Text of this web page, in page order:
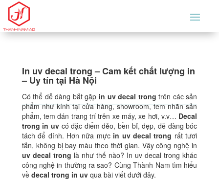
In uv decal trong – Cam kết chất lượng in
– Uy tín tại Hà Nội
Có thể dễ dàng bắt gặp in uv decal trong trên các sản
phẩm như kính tại cửa hàng, showroom, tem nhãn sản
phẩm, tem dán trang trí trên xe máy, xe hơi, v.v… Decal
trong in uv có đặc điểm dẻo, bền bỉ, đẹp, dễ dàng bóc
tách để dính. Hơn nữa mực in uv decal trong rất tươi
tắn, không bị bay màu theo thời gian. Vậy công nghệ in
uv decal trong là như thế nào? In uv decal trong khác
công nghệ in thường ra sao? Cùng Thành Nam tìm hiểu
về decal trong in uvqua bài viết dưới đây.